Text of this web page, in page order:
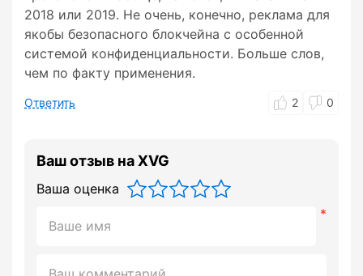
2018 или 2019. Не очень, конечно, реклама для
якобы безопасного блокчейна с особенной
системой конфиденциальности. Больше слов,
чем по факту применения.
Ответить 2 0
Ваш отзыв на XVG
Ваша оценка